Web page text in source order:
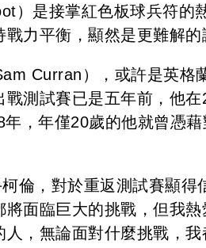
）是接掌紅色板球兵符的
力平衡，顯然是更難解的
Curran），或許是英格
測試賽已是五年前，他在
，年僅20歲的他就曾憑
倫，對於重返測試賽顯得
面臨巨大的挑戰，但我熱
，無論面對什麼挑戰，我